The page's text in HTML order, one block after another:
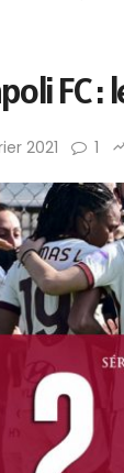
FC
2021 1